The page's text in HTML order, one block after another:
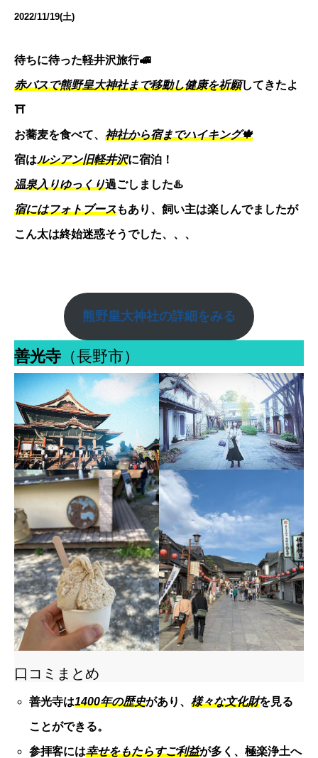
2022/11/19(土)
待ちに待った軽井沢旅行🚅
赤バスで熊野皇大神社まで移動し健康を祈願してきたよ
⛩
お蕎麦を食べて、 神社から宿までハイキング🍁
宿はルシアン旧軽井沢に宿泊！
温泉入りゆっくり過ごしました♨️
宿にはフォトブースもあり、飼い主は楽しんでましたが
こん太は終始迷惑そうでした、、、
熊野皇大神社の詳細をみる
善光寺 （長野市）
口コミまとめ
善光寺は1400年の歴史があり、 様々な文化財を見る
ことができる。
参拝客には幸せをもたらすご利益が多く、極楽浄土へ